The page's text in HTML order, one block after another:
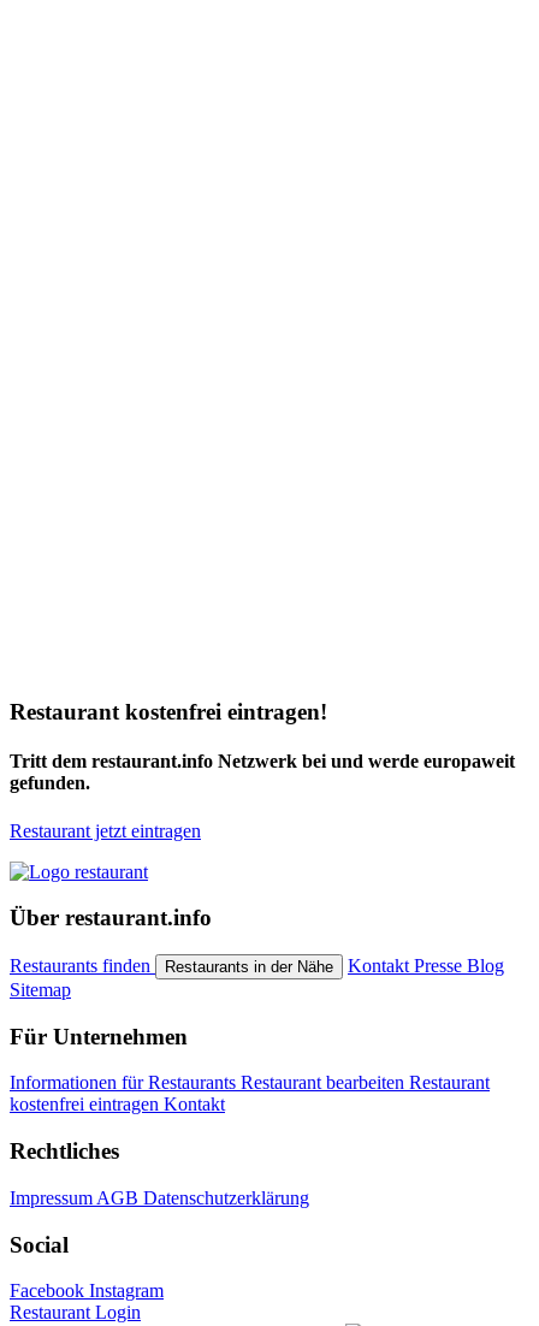
Restaurant kostenfrei eintragen!
Tritt dem restaurant.info Netzwerk bei und werde europaweit
gefunden.
Restaurant jetzt eintragen
Über restaurant.info
Restaurants finden Restaurants in der Nähe Kontakt Presse Blog
Sitemap
Für Unternehmen
Informationen für Restaurants Restaurant bearbeiten Restaurant
kostenfrei eintragen Kontakt
Rechtliches
Impressum AGB Datenschutzerklärung
Social
Facebook Instagram
Restaurant Login